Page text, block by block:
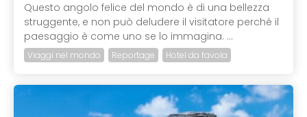
Questo angolo felice del mondo è di una bellezza
struggente, e non può deludere il visitatore perché il
paesaggio è come uno se lo immagina. ...
Viaggi nel mondo Reportage Hotel da favola